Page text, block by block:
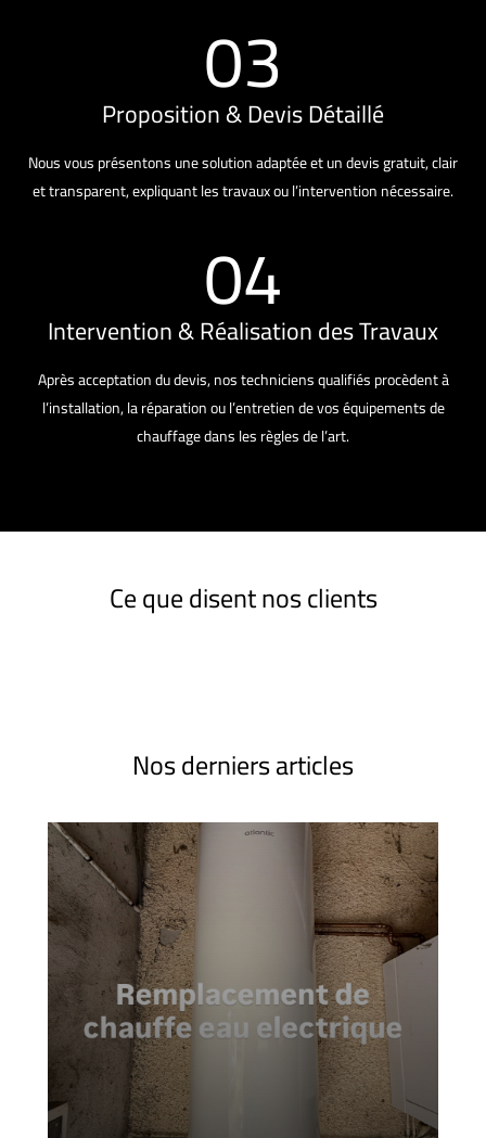
03
Proposition & Devis Détaillé
Nous vous présentons une solution adaptée et un devis gratuit, clair
et transparent, expliquant les travaux ou l’intervention nécessaire.
04
Intervention & Réalisation des Travaux
Après acceptation du devis, nos techniciens qualifiés procèdent à
l’installation, la réparation ou l’entretien de vos équipements de
chauffage dans les règles de l’art.
Ce que disent nos clients
Nos derniers articles